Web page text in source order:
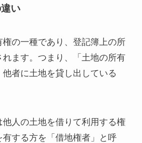
い
権の一種であり、登記簿上の所
ます。つまり、「土地の所有
者に土地を貸し出している
人の土地を借りて利用する権
する方を「借地権者」と呼